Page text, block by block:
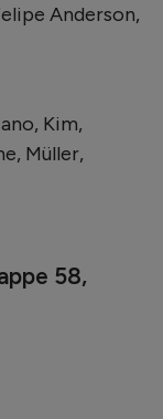
Anderson,
Kim,
Müller,
58,